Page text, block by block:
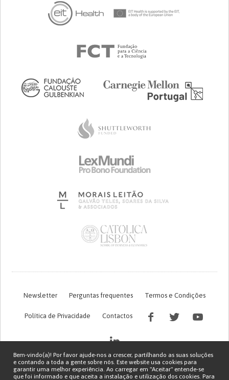
Newsletter Perguntas frequentes Termos e Condições
Política de Privacidade Contactos
Bem-vindo(a)! Por favor ajude-nos a crescer, partilhando as suas soluções
e contando a toda a gente sobre nós. Este website usa cookies para
garantir uma melhor experiência. Ao carregar em "Aceitar" entende-se
que foi informado e que aceita a instalação e utilização dos cookies. Para